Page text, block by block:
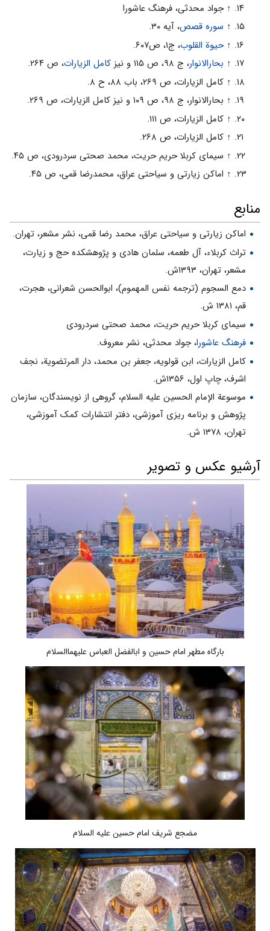
↑ جواد محدثى، فرهنگ عاشورا
↑ سوره قصص، آیه ۳۰.
↑ حیوة القلوب، ج۱، ص۶۰۷.
↑ بحارالانوار، ج ۹۸، ص ۱۱۵ و نیز کامل الزیارات، ص ۲۶۴.
↑ کامل الزیارات، ص ۲۶۹، باب ۸۸، ح ۸.
↑ بحارالانوار، ج ۹۸، ص ۱۰۹ و نیز کامل الزیارات، ص ۲۶۹.
↑ کامل الزیارات، ص ۱۱۱.
↑ کامل الزیارات، ص ۲۶۸.
↑ سیمای کربلا حریم حریت، محمد صحتی سردرودی، ص ۴۵.
↑ اماکن زیارتی و سیاحتی عراق، محمدرضا قمی، ص ۴۵.
منابع
اماکن زیارتی و سیاحتی عراق، محمد رضا قمی، نشر مشعر، تهران.
تراث کربلاء، آل طعمه، سلمان هادی و پژوهشكده حج و زيارت،
مشعر، تهران، ۱۳۹۳ش.
دمع السجوم (ترجمه نفس المهموم‏)، ابوالحسن شعرانی، هجرت،
قم، ۱۳۸۱ ش.
سیمای کربلا حریم حریت، محمد صحتی سردرودی
فرهنگ عاشورا، جواد محدثى، نشر معروف.
كامل الزيارات‏، ابن قولويه، جعفر بن محمد، دار المرتضوية، نجف
اشرف‏، چاپ اول،‏ ۱۳۵۶ش‏.
موسوعة الإمام الحسین علیه السلام، گروهی از نویسندگان، سازمان
پژوهش و برنامه ریزی آموزشی، دفتر انتشارات کمک آموزشی،
تهران، ۱۳۷۸ ش.
آرشیو عکس و تصویر
بارگاه مطهر امام حسین و ابالفضل العباس علیهماالسلام
مضجع شریف امام حسین علیه السلام